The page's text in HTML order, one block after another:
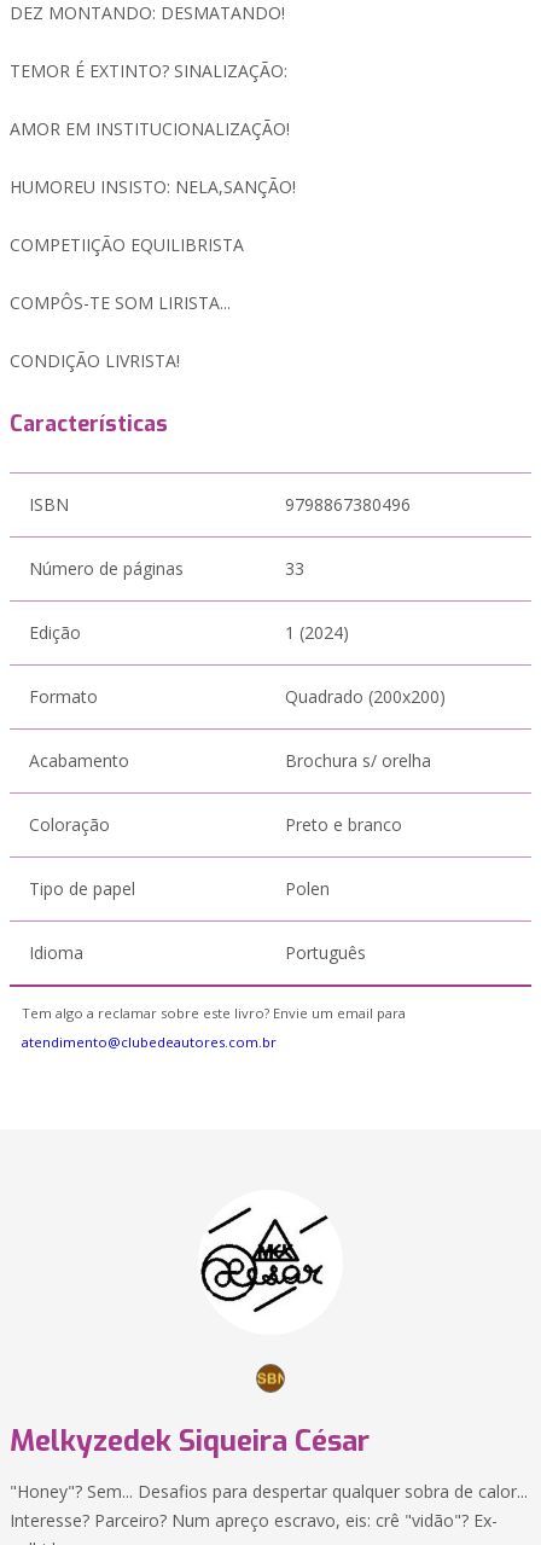
DEZ MONTANDO: DESMATANDO!
TEMOR É EXTINTO? SINALIZAÇÃO:
AMOR EM INSTITUCIONALIZAÇÃO!
HUMOREU INSISTO: NELA,SANÇÃO!
COMPETIIÇÃO EQUILIBRISTA
COMPÔS-TE SOM LIRISTA...
CONDIÇÃO LIVRISTA!
Características
ISBN 9798867380496
Número de páginas 33
Edição 1 (2024)
Formato Quadrado (200x200)
Acabamento Brochura s/ orelha
Coloração Preto e branco
Tipo de papel Polen
Idioma Português
Tem algo a reclamar sobre este livro? Envie um email para
atendimento@clubedeautores.com.br
Melkyzedek Siqueira César
"Honey"? Sem... Desafios para despertar qualquer sobra de calor...
Interesse? Parceiro? Num apreço escravo, eis: crê "vidão"? Ex-